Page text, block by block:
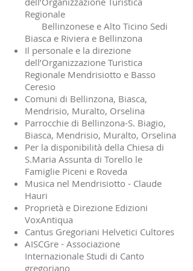
Regionale
Bellinzonese e Alto Ticino Sedi
Biasca e Riviera e Bellinzona
Il personale e la direzione
dell’Organizzazione Turistica
Regionale Mendrisiotto e Basso
Ceresio
Comuni di Bellinzona, Biasca,
Mendrisio, Muralto, Orselina
Parrocchie di Bellinzona-S. Biagio,
Biasca, Mendrisio, Muralto, Orselina
Per la disponibilità della Chiesa di
S.Maria Assunta di Torello le
Famiglie Piceni e Roveda
Musica nel Mendrisiotto - Claude
Hauri
Proprietà e Direzione Edizioni
VoxAntiqua
Cantus Gregoriani Helvetici Cultores
AISCGre - Associazione
Internazionale Studi di Canto
gregoriano